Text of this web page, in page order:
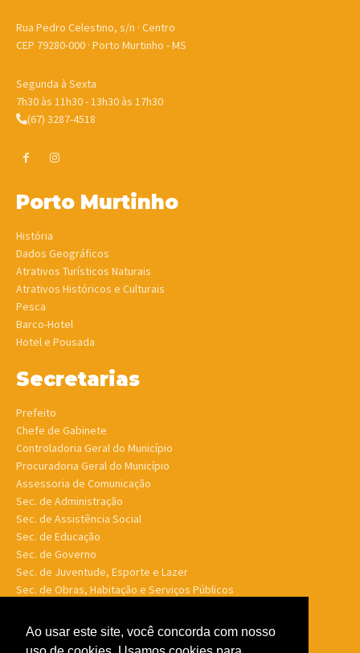
Rua Pedro Celestino, s/n · Centro
CEP 79280-000 · Porto Murtinho - MS
Segunda à Sexta
7h30 às 11h30 - 13h30 às 17h30
(67) 3287-4518
Porto Murtinho
História
Dados Geográficos
Atrativos Turísticos Naturais
Atrativos Históricos e Culturais
Pesca
Barco-Hotel
Hotel e Pousada
Secretarias
Prefeito
Chefe de Gabinete
Controladoria Geral do Município
Procuradoria Geral do Município
Assessoria de Comunicação
Sec. de Administração
Sec. de Assistência Social
Sec. de Educação
Sec. de Governo
Sec. de Juventude, Esporte e Lazer
Sec. de Obras, Habitação e Serviços Públicos
Sec. de Saúde
Sec. de Turismo
Ao usar este site, você concorda com nosso